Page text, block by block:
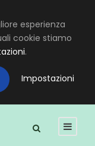
esperienza
cookie stiamo
.
Impostazioni